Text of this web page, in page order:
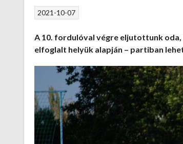
2021-10-07
A 10. fordulóval végre eljutottunk oda,
elfoglalt helyük alapján – partiban